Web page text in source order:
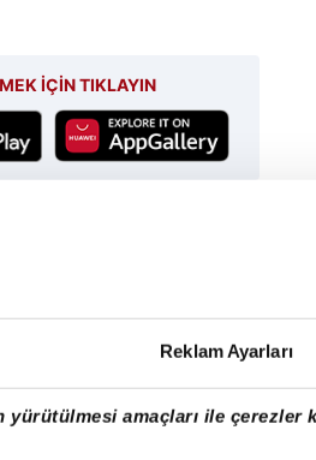
Reklam Ayarları
amaçları ile çerezler
İÇİN TIKLAYIN
Türk dizisine Sylvester Stallone